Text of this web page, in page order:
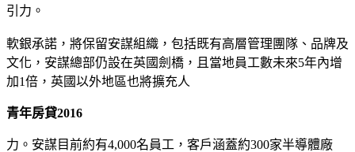
引力。
軟銀承諾，將保留安謀組織，包括既有高層管理團隊、品牌及
文化，安謀總部仍設在英國劍橋，且當地員工數未來5年內增
加1倍，英國以外地區也將擴充人
青年房貸2016
力。安謀目前約有4,000名員工，客戶涵蓋約300家半導體廠